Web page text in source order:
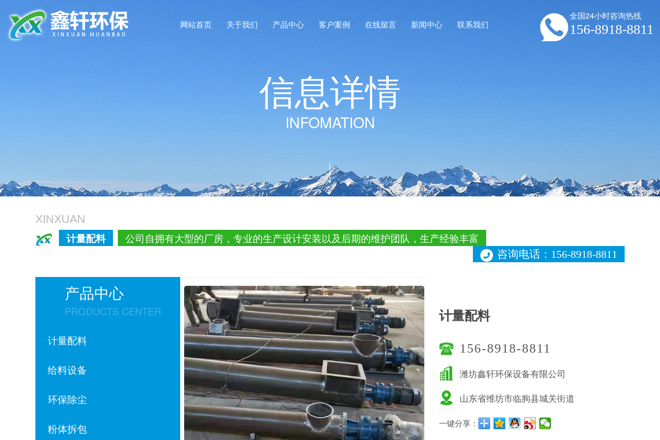
网站首页 关于我们 产品中心 客户案例 在线留言 新闻中心 联系我们
全国24小时咨询热线
156-8918-8811
信息详情
INFOMATION
XINXUAN
计量配料 公司自拥有大型的厂房，专业的生产设计安装以及后期的维护团队，生产经验丰富
咨询电话：156-8918-8811
产品中心
PRODUCTS CENTER
计量配料
给料设备
环保除尘
粉体拆包
计量配料
156-8918-8811
潍坊鑫轩环保设备有限公司
山东省维坊市临朐县城关街道
一键分享：